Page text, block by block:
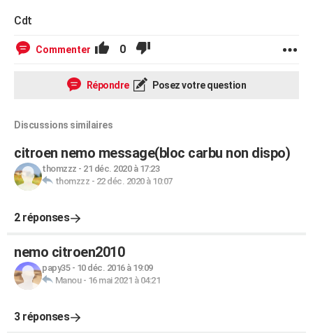
FORUM
Cdt
Commenter 0
Répondre Posez votre question
Discussions similaires
citroen nemo message(bloc carbu non dispo)
thomzzz - 21 déc. 2020 à 17:23
thomzzz - 22 déc. 2020 à 10:07
2 réponses
nemo citroen2010
papy35- 10 déc. 2016 à 19:09
Manou- 16 mai 2021 à 04:21
3 réponses